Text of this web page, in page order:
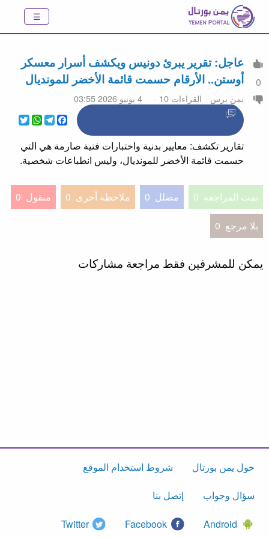
0
عاجل: تقرير يبرئ دونيس ويكشف أسرار معسكر
أوستن.. الأرقام حسمت قائمة الأخضر للمونديال
يمن برس القراءات 10
4 يونيو 2026 03:55
Twitter
WhatsApp
Telegram
Facebook
تقارير تكشف: معايير بدنية واختبارات فنية صارمة هي التي
حسمت قائمة الأخضر للمونديال، وليس انطباعات شخصية.
تمت المراجعة 0 مضلل 0 ملاحظة أخرى 0 منقول 0
بلا مرجع 0
يمكن للمشرفين فقط مراجعة مشاركات
حول يمن بورتال شروط استخدام الموقع
سؤال وجواب إتصل بنا
Android
Facebook
Twitter